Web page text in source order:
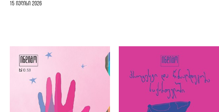
15 ივლისი 2026